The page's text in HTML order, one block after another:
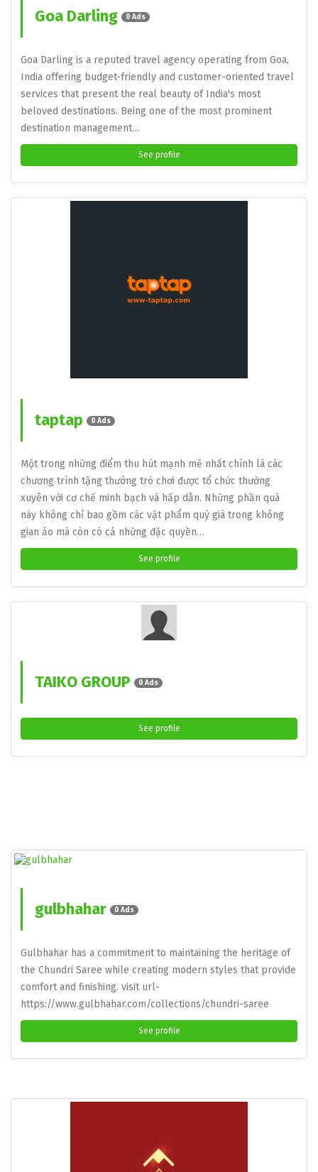
Goa Darling 0 Ads
Goa Darling is a reputed travel agency operating from Goa,
India offering budget-friendly and customer-oriented travel
services that present the real beauty of India's most
beloved destinations. Being one of the most prominent
destination management…
See profile
taptap 0 Ads
Một trong những điểm thu hút mạnh mẽ nhất chính là các
chương trình tặng thưởng trò chơi được tổ chức thường
xuyên với cơ chế minh bạch và hấp dẫn. Những phần quà
này không chỉ bao gồm các vật phẩm quý giá trong không
gian ảo mà còn có cả những đặc quyền…
See profile
TAIKO GROUP 0 Ads
See profile
gulbhahar 0 Ads
Gulbhahar has a commitment to maintaining the heritage of
the Chundri Saree while creating modern styles that provide
comfort and finishing. visit url-
https://www.gulbhahar.com/collections/chundri-saree
See profile